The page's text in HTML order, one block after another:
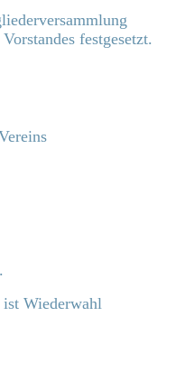
festgesetzt.
ist Wiederwahl